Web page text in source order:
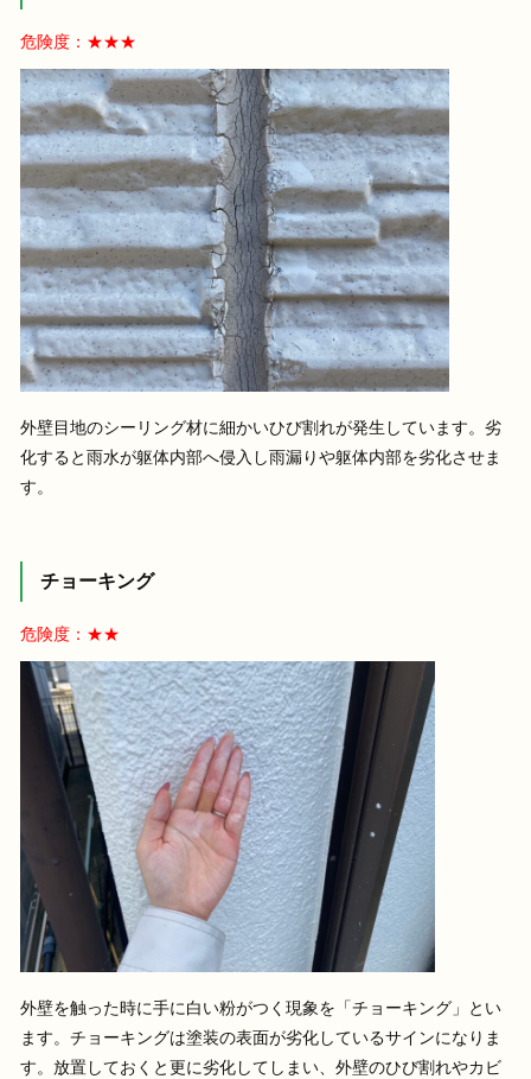
危険度：★★★
外壁目地のシーリング材に細かいひび割れが発生しています。劣
化すると雨水が躯体内部へ侵入し雨漏りや躯体内部を劣化させま
す。
チョーキング
危険度：★★
外壁を触った時に手に白い粉がつく現象を「チョーキング」とい
ます。チョーキングは塗装の表面が劣化しているサインになりま
す。放置しておくと更に劣化してしまい、外壁のひび割れやカビ